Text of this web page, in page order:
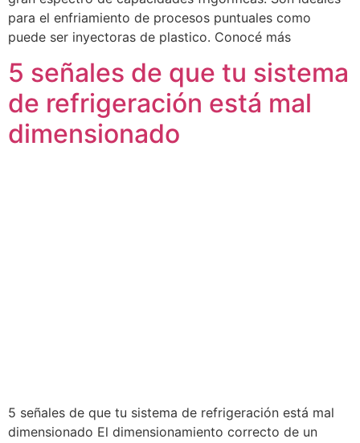
para el enfriamiento de procesos puntuales como
puede ser inyectoras de plastico. Conocé más
5 señales de que tu sistema
de refrigeración está mal
dimensionado
5 señales de que tu sistema de refrigeración está mal
dimensionado El dimensionamiento correcto de un